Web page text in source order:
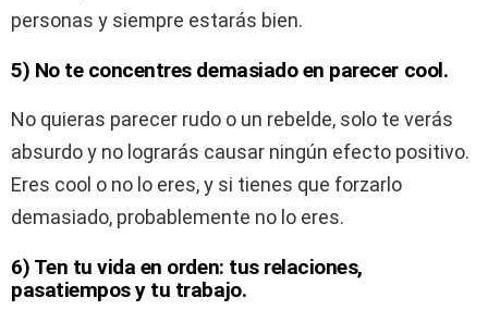
personas y siempre estarás bien.
5) No te concentres demasiado en parecer cool.
No quieras parecer rudo o un rebelde, solo te verás
absurdo y no lograrás causar ningún efecto positivo.
Eres cool o no lo eres, y si tienes que forzarlo
demasiado, probablemente no lo eres.
6) Ten tu vida en orden: tus relaciones,
pasatiempos y tu trabajo.